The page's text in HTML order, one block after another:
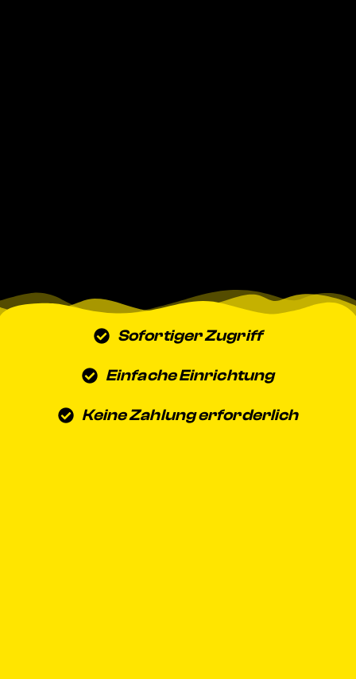
Sofortiger Zugriff
Einfache Einrichtung
Keine Zahlung erforderlich